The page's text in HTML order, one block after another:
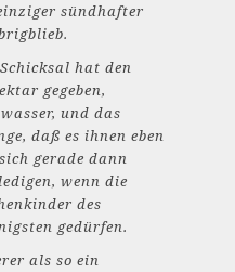
sündhafter
hat den
gegeben,
und das
daß es ihnen eben
gerade dann
wenn die
des
gedürfen.
als so ein